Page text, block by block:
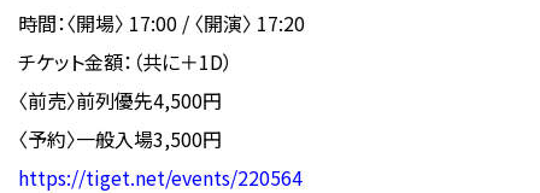
時間：〈開場〉 17:00 / 〈開演〉 17:20
チケット金額：（共に＋1D）
〈前売〉前列優先4,500円
〈予約〉一般入場3,500円
https://tiget.net/events/220564